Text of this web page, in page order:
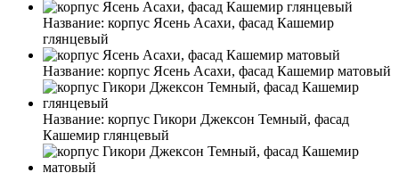
Название: корпус Ясень Асахи, фасад Кашемир
глянцевый
Название: корпус Ясень Асахи, фасад Кашемир матовый
Название: корпус Гикори Джексон Темный, фасад
Кашемир глянцевый